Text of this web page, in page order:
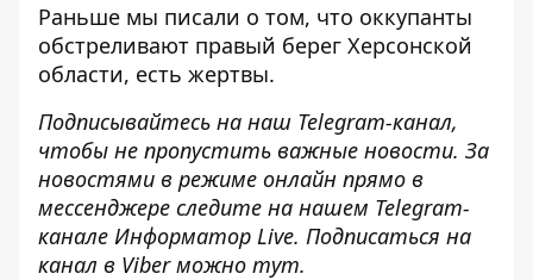
Раньше мы писали о том, что оккупанты
обстреливают правый берег Херсонской
области, есть жертвы.
Подписывайтесь на наш Telegram-канал,
чтобы не пропустить важные новости. За
новостями в режиме онлайн прямо в
мессенджере следите на нашем Telegram-
канале Информатор Live. Подписаться на
канал в Viber можно тут.